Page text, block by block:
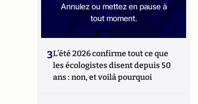
Annulez ou mettez en pause à
tout moment.
3L’été 2026 confirme tout ce que
les écologistes disent depuis 50
ans : non, et voilà pourquoi